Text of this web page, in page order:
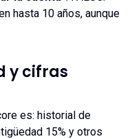
hasta 10 años, aunque
y cifras
es: historial de
15% y otros